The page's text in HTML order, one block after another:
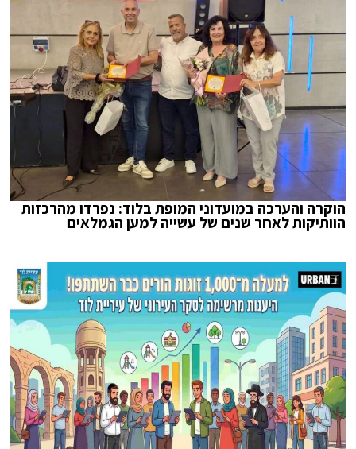
הוקרה והערכה במועדוני המופת בלוד: נפרדו מהרכזות
הוותיקות לאחר שנים של עשייה למען הגמלאים